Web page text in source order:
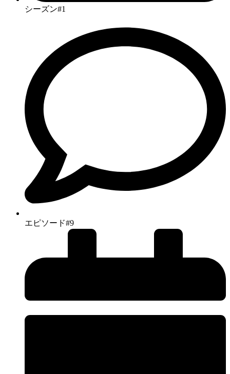
シーズン#1
エピソード#9